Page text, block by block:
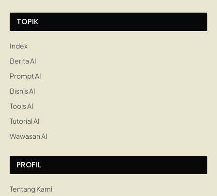
TOPIK
Index
Berita AI
Prompt AI
Bisnis AI
Tools AI
Tutorial AI
Wawasan AI
PROFIL
Tentang Kami